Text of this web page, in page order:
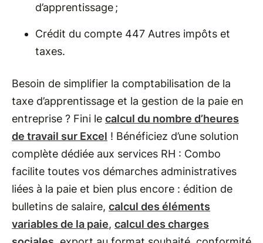
d’apprentissage ;
Crédit du compte 447 Autres impôts et
taxes.
Besoin de simplifier la comptabilisation de la
taxe d’apprentissage et la gestion de la paie en
entreprise ? Fini le calcul du nombre d’heures
de travail sur Excel ! Bénéficiez d’une solution
complète dédiée aux services RH : Combo
facilite toutes vos démarches administratives
liées à la paie et bien plus encore : édition de
bulletins de salaire, calcul des éléments
variables de la paie, calcul des charges